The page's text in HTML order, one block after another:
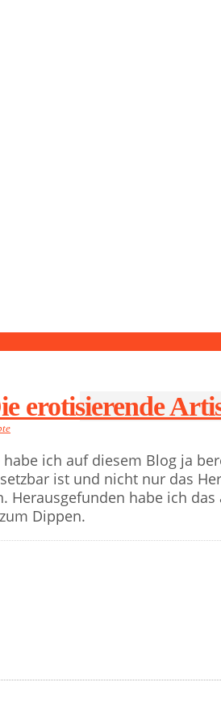
erotisierende
ich auf diesem Blog ja
ist und nicht nur das
Herausgefunden habe ich
Dippen.